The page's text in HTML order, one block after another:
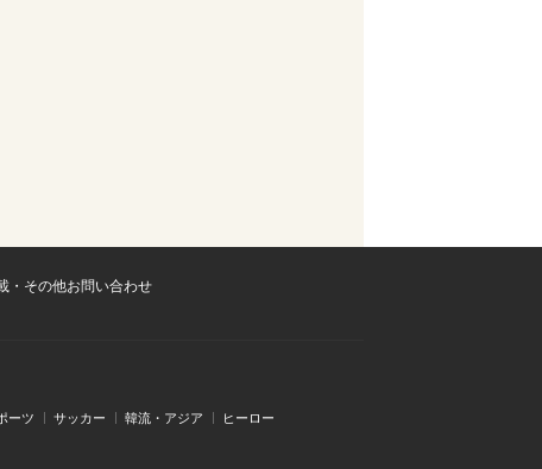
・その他お問い合わせ
ーツ サッカー 韓流・アジア ヒーロー